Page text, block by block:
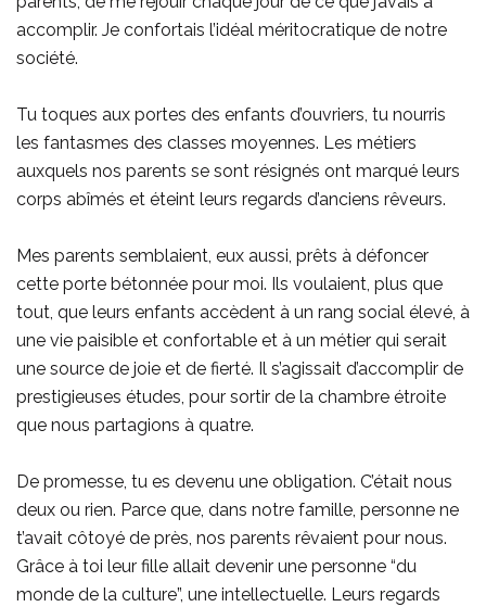
accomplir. Je confortais l’idéal méritocratique de notre
société.
Tu toques aux portes des enfants d’ouvriers, tu nourris
les fantasmes des classes moyennes. Les métiers
auxquels nos parents se sont résignés ont marqué leurs
corps abîmés et éteint leurs regards d’anciens rêveurs.
Mes parents semblaient, eux aussi, prêts à défoncer
cette porte bétonnée pour moi. Ils voulaient, plus que
tout, que leurs enfants accèdent à un rang social élevé, à
une vie paisible et confortable et à un métier qui serait
une source de joie et de fierté. Il s’agissait d’accomplir de
prestigieuses études, pour sortir de la chambre étroite
que nous partagions à quatre.
De promesse, tu es devenu une obligation. C’était nous
deux ou rien. Parce que, dans notre famille, personne ne
t’avait côtoyé de près, nos parents rêvaient pour nous.
Grâce à toi leur fille allait devenir une personne “du
monde de la culture”, une intellectuelle. Leurs regards